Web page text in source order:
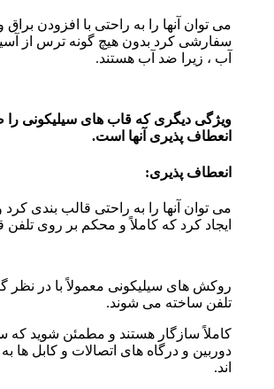
می توان آنها را به راحتی با افزودن
سفارشی کرد بدون هیچ گونه ترس از آسیب
آب ، زیرا ضد آب هستند.
ویژگی دیگری که قاب های سیلیکونی
انعطاف پذیری آنها است.
انعطاف پذیری:
می توان آنها را به راحتی قالب بندی کرد
ایجاد کرد که کاملاً و محکم بر روی تلفن
روکش های سیلیکونی معمولاً با در نظر
تلفن ساخته می شوند.
کاملاً سازگار هستند و مطمئن شوید که
دوربین و درگاه های اتصالات و کابل ها
اند.